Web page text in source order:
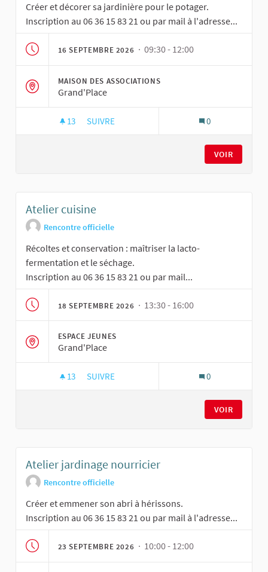
Créer et décorer sa jardinière pour le potager.
Inscription au 06 36 15 83 21 ou par mail à l'adresse...
16 SEPTEMBRE 2026 · 09:30 - 12:00
MAISON DES ASSOCIATIONS
Grand'Place
13 13 ABONNÉS
SUIVRE 0
VOIR
Atelier cuisine
Rencontre officielle
Récoltes et conservation : maîtriser la lacto-
fermentation et le séchage.
Inscription au 06 36 15 83 21 ou par mail...
18 SEPTEMBRE 2026 · 13:30 - 16:00
ESPACE JEUNES
Grand'Place
13 13 ABONNÉS
SUIVRE 0
VOIR
Atelier jardinage nourricier
Rencontre officielle
Créer et emmener son abri à hérissons.
Inscription au 06 36 15 83 21 ou par mail à l'adresse...
23 SEPTEMBRE 2026 · 10:00 - 12:00